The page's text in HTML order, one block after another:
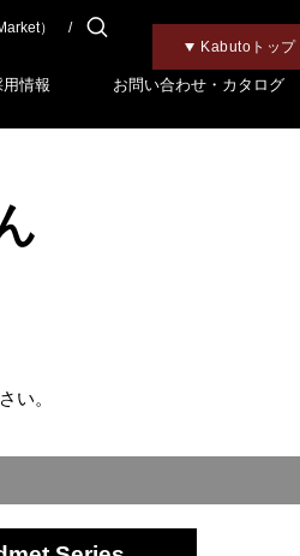
Kabutoトップ
Motorcycle Gear
Bicycle Gear
チャイルドメット
）
用情報 お問い合わせ・カタログ
い。